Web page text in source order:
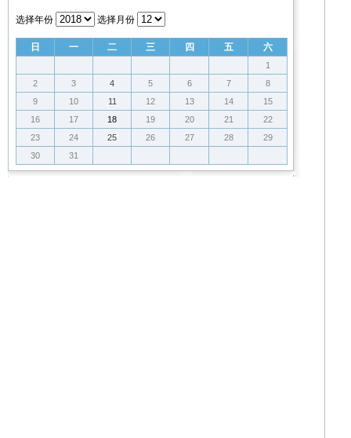
选择年份 选择月份
日 一 二 三 四 五 六
1
2
3 4 5 6 7
8
9
10 11 12 13 14
15
16
17 18 19 20 21
22
23
24 25 26 27 28
29
30
31